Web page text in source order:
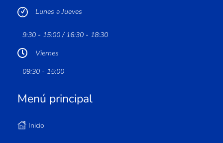
Lunes a Jueves
9:30 - 15:00 / 16:30 - 18:30
Viernes
09:30 - 15:00
Menú principal
Inicio